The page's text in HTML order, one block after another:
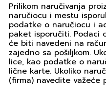
Prilikom naručivanja
naručiocu i mestu
podatke o naručiocu i
paket isporučiti. Podaci
će biti navedeni na
zajedno sa pošiljkom.
lice, kao podatke o
lične karte. Ukoliko
(firma) navedite važeće